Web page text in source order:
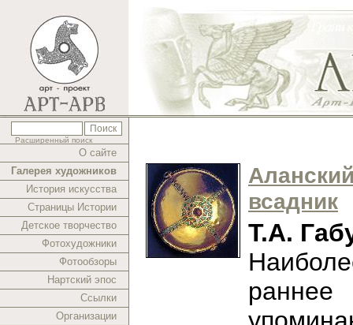
Расширенный поиск
О сайте
Галерея художников
История искусства
Страницы Истории
Детское творчество
Фотохудожники
Фотообзоры
Нартский эпос
Ссылки
Организации
всадник
Т.А.
раннее